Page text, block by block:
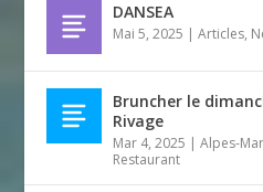
DANSEA
Mai 5, 2025 |Articles,
Bruncher le
Rivage
Mar 4, 2025 |Alpes-
Restaurant